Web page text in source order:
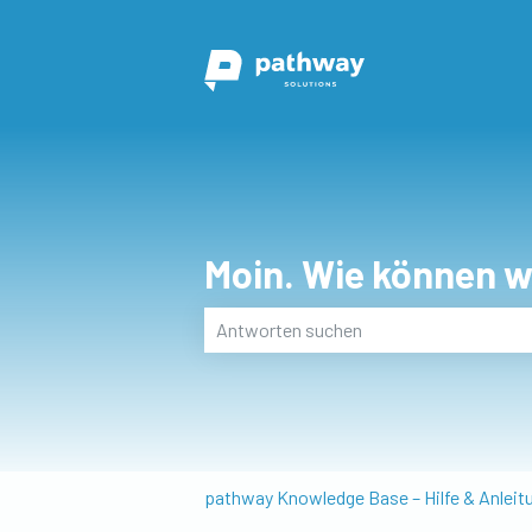
Moin. Wie können
pathway Knowledge Base – Hilfe &